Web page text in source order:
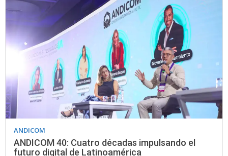
ANDICOM
ANDICOM 40: Cuatro décadas impulsando el
futuro digital de Latinoamérica